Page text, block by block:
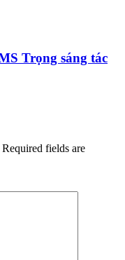
Trọng sáng tác
Required fields are